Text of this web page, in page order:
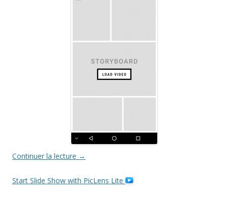
Continuer la lecture →
Start Slide Show with PicLens Lite